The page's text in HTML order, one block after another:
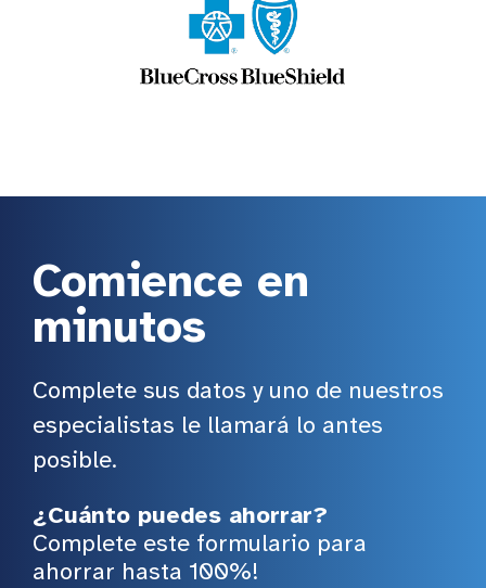
Comience en
minutos
Complete sus datos y uno de nuestros
especialistas le llamará lo antes
posible.
¿Cuánto puedes ahorrar?
Complete este formulario para
ahorrar hasta 100%!